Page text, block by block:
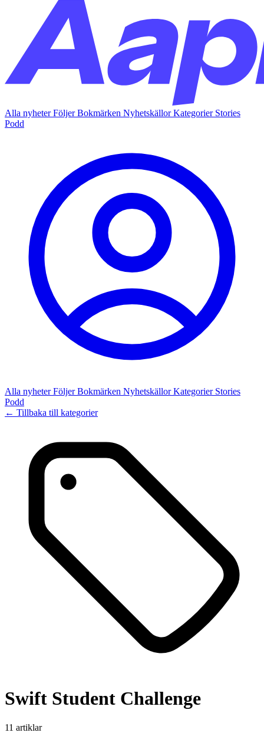
Alla nyheterFöljerBokmärken NyhetskällorKategorier Stories
Podd
Alla nyheterFöljerBokmärken NyhetskällorKategorier Stories
Podd
← Tillbaka till kategorier
Swift Student Challenge
11 artiklar